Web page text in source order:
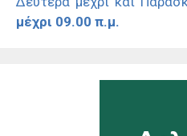
μέχρι 09.00 π.μ.